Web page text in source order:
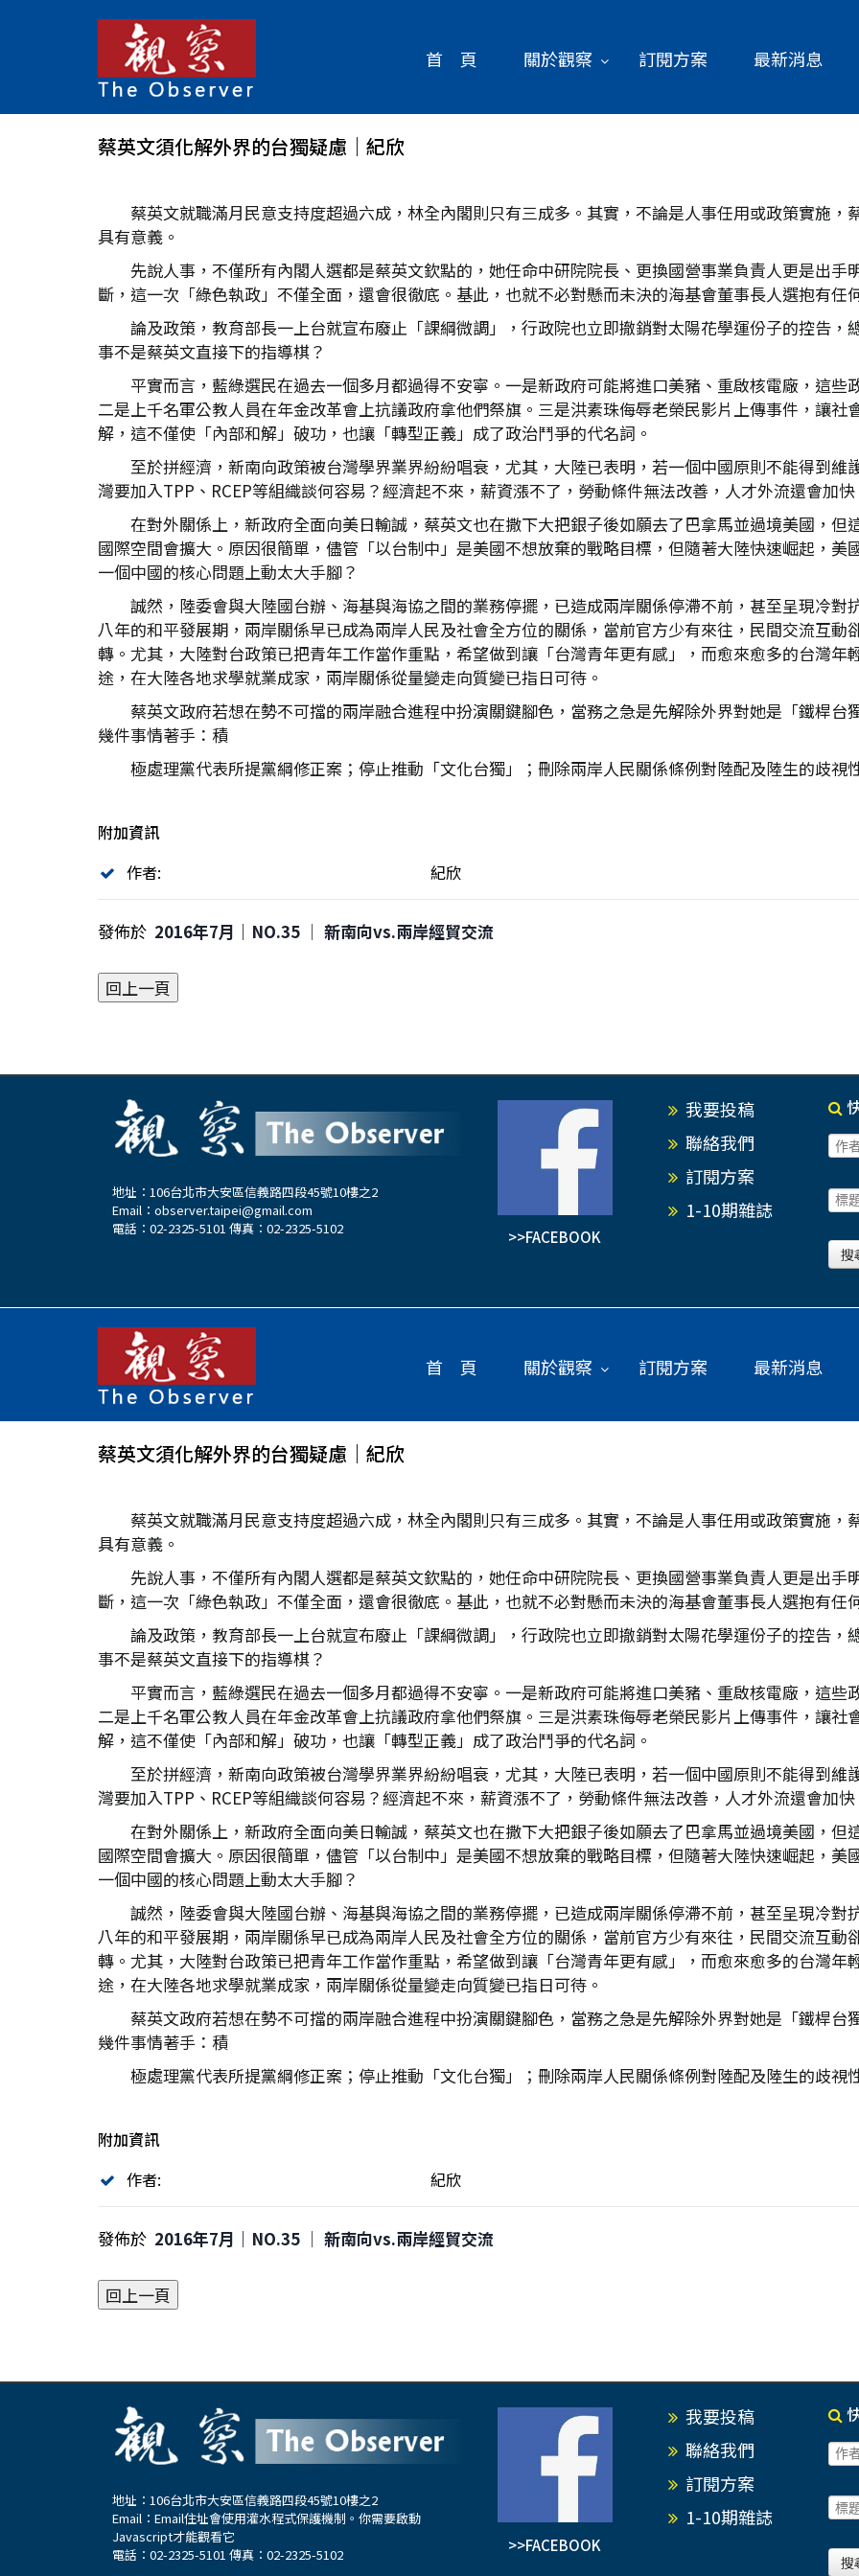
首 頁 關於觀察 訂閱方案 最新消息
蔡英文須化解外界的台獨疑慮｜紀欣
蔡英文就職滿月民意支持度超過六成，林全內閣則只有三成多。其實，不論是人事任用或政策實施
具有意義。
先說人事，不僅所有內閣人選都是蔡英文欽點的，她任命中研院院長、更換國營事業負責人更是出
斷，這一次「綠色執政」不僅全面，還會很徹底。基此，也就不必對懸而未決的海基會董事長人選抱有任
論及政策，教育部長一上台就宣布廢止「課綱微調」，行政院也立即撤銷對太陽花學運份子的控告
事不是蔡英文直接下的指導棋？
平實而言，藍綠選民在過去一個多月都過得不安寧。一是新政府可能將進口美豬、重啟核電廠，這
二是上千名軍公教人員在年金改革會上抗議政府拿他們祭旗。三是洪素珠侮辱老榮民影片上傳事件，讓
解，這不僅使「內部和解」破功，也讓「轉型正義」成了政治鬥爭的代名詞。
至於拼經濟，新南向政策被台灣學界業界紛紛唱衰，尤其，大陸已表明，若一個中國原則不能得到
灣要加入TPP、RCEP等組織談何容易？經濟起不來，薪資漲不了，勞動條件無法改善，人才外流還會加
在對外關係上，新政府全面向美日輸誠，蔡英文也在撒下大把銀子後如願去了巴拿馬並過境美國，
國際空間會擴大。原因很簡單，儘管「以台制中」是美國不想放棄的戰略目標，但隨著大陸快速崛起，
一個中國的核心問題上動太大手腳？
誠然，陸委會與大陸國台辦、海基與海協之間的業務停擺，已造成兩岸關係停滯不前，甚至呈現冷
八年的和平發展期，兩岸關係早已成為兩岸人民及社會全方位的關係，當前官方少有來往，民間交流互
轉。尤其，大陸對台政策已把青年工作當作重點，希望做到讓「台灣青年更有感」，而愈來愈多的台灣
途，在大陸各地求學就業成家，兩岸關係從量變走向質變已指日可待。
蔡英文政府若想在勢不可擋的兩岸融合進程中扮演關鍵腳色，當務之急是先解除外界對她是「鐵桿
幾件事情著手：積
極處理黨代表所提黨綱修正案；停止推動「文化台獨」；刪除兩岸人民關係條例對陸配及陸生的歧
附加資訊
作者:
紀欣
發佈於 2016年7月｜NO.35 │ 新南向vs.兩岸經貿交流
地址：106台北市大安區信義路四段45號10樓之2
Email： observer.taipei@gmail.com
電話：02-2325-5101 傳真：02-2325-5102
>>FACEBOOK
我要投稿
聯絡我們
訂閱方案
1-10期雜誌
首 頁 關於觀察 訂閱方案 最新消息
蔡英文須化解外界的台獨疑慮｜紀欣
蔡英文就職滿月民意支持度超過六成，林全內閣則只有三成多。其實，不論是人事任用或政策實施
具有意義。
先說人事，不僅所有內閣人選都是蔡英文欽點的，她任命中研院院長、更換國營事業負責人更是出
斷，這一次「綠色執政」不僅全面，還會很徹底。基此，也就不必對懸而未決的海基會董事長人選抱有任
論及政策，教育部長一上台就宣布廢止「課綱微調」，行政院也立即撤銷對太陽花學運份子的控告
事不是蔡英文直接下的指導棋？
平實而言，藍綠選民在過去一個多月都過得不安寧。一是新政府可能將進口美豬、重啟核電廠，這
二是上千名軍公教人員在年金改革會上抗議政府拿他們祭旗。三是洪素珠侮辱老榮民影片上傳事件，讓
解，這不僅使「內部和解」破功，也讓「轉型正義」成了政治鬥爭的代名詞。
至於拼經濟，新南向政策被台灣學界業界紛紛唱衰，尤其，大陸已表明，若一個中國原則不能得到
灣要加入TPP、RCEP等組織談何容易？經濟起不來，薪資漲不了，勞動條件無法改善，人才外流還會加
在對外關係上，新政府全面向美日輸誠，蔡英文也在撒下大把銀子後如願去了巴拿馬並過境美國，
國際空間會擴大。原因很簡單，儘管「以台制中」是美國不想放棄的戰略目標，但隨著大陸快速崛起，
一個中國的核心問題上動太大手腳？
誠然，陸委會與大陸國台辦、海基與海協之間的業務停擺，已造成兩岸關係停滯不前，甚至呈現冷
八年的和平發展期，兩岸關係早已成為兩岸人民及社會全方位的關係，當前官方少有來往，民間交流互
轉。尤其，大陸對台政策已把青年工作當作重點，希望做到讓「台灣青年更有感」，而愈來愈多的台灣
途，在大陸各地求學就業成家，兩岸關係從量變走向質變已指日可待。
蔡英文政府若想在勢不可擋的兩岸融合進程中扮演關鍵腳色，當務之急是先解除外界對她是「鐵桿
幾件事情著手：積
極處理黨代表所提黨綱修正案；停止推動「文化台獨」；刪除兩岸人民關係條例對陸配及陸生的歧
附加資訊
作者:
紀欣
發佈於 2016年7月｜NO.35 │ 新南向vs.兩岸經貿交流
地址：106台北市大安區信義路四段45號10樓之2
Email： Email住址會使用灌水程式保護機制。你需要啟動
Javascript才能觀看它
電話：02-2325-5101 傳真：02-2325-5102
>>FACEBOOK
我要投稿
聯絡我們
訂閱方案
1-10期雜誌